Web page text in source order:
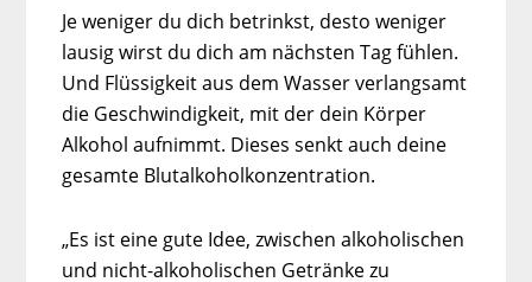
Je weniger du dich betrinkst, desto weniger
lausig wirst du dich am nächsten Tag fühlen.
Und Flüssigkeit aus dem Wasser verlangsamt
die Geschwindigkeit, mit der dein Körper
Alkohol aufnimmt. Dieses senkt auch deine
gesamte Blutalkoholkonzentration.
„Es ist eine gute Idee, zwischen alkoholischen
und nicht-alkoholischen Getränke zu